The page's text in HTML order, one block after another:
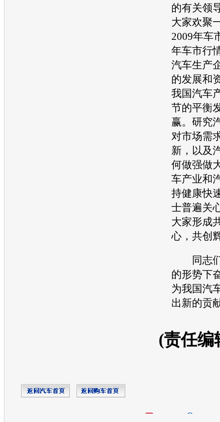
的有关领
大家欢聚
2009年车
年车市行
汽车生产
的发展和
我国汽车
节的平衡
赢。研究
对市场需
新，以及
何做强做
车产业和
持健康快
士普遍关
大家形成
心，共创
同志们
的形势下
为我国汽
出新的贡
(责任编